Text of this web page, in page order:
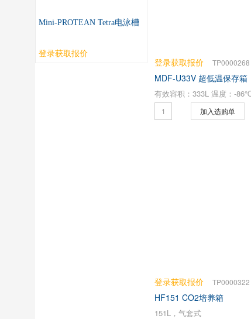
Mini-PROTEAN Tetra电泳槽
登录获取报价
登录获取报价 TP0000268
MDF-U33V 超低温保存箱
加入选购单
登录获取报价 TP0000322
HF151 CO2培养箱
151L，气套式